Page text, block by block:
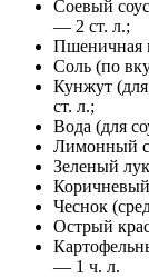
Соевый
— 2 ст. л.;
Пшеничная
Соль (по
Кунжут
ст. л.;
Вода (для
Лимонный
Зеленый
Чеснок
Острый
— 1 ч. л.